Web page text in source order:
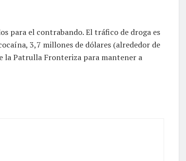
para el contrabando. El tráfico de droga es
3,7 millones de dólares (alrededor de
la Patrulla Fronteriza para mantener a